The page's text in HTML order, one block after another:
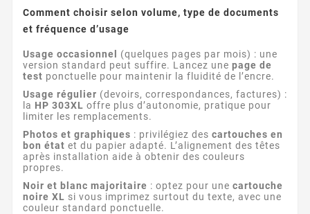
Comment choisir selon volume, type de documents
et fréquence d’usage
Usage occasionnel
(quelques pages par mois) : une
version standard peut suffire. Lancez une page de
test ponctuelle pour maintenir la fluidité de l’encre.
Usage régulier (devoirs, correspondances, factures) :
la HP 303XL offre plus d’autonomie, pratique pour
limiter les remplacements.
Photos et graphiques : privilégiez des cartouches en
bon état et du papier adapté. L’alignement des têtes
après installation aide à obtenir des couleurs
propres.
Noir et blanc majoritaire : optez pour une cartouche
noire XL si vous imprimez surtout du texte, avec une
couleur standard ponctuelle.